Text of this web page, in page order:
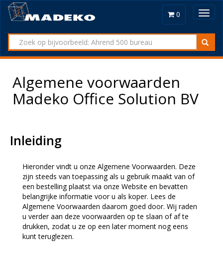
0
Algemene voorwaarden
Madeko Office Solution BV
Inleiding
Hieronder vindt u onze Algemene Voorwaarden. Deze
zijn steeds van toepassing als u gebruik maakt van of
een bestelling plaatst via onze Website en bevatten
belangrijke informatie voor u als koper. Lees de
Algemene Voorwaarden daarom goed door. Wij raden
u verder aan deze voorwaarden op te slaan of af te
drukken, zodat u ze op een later moment nog eens
kunt teruglezen.